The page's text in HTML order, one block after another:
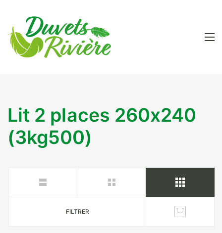
Lit 2 places 260x240
(3kg500)
FILTRER